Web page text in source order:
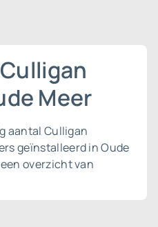
Meer
aantal Culligan
geïnstalleerd in Oude
overzicht van